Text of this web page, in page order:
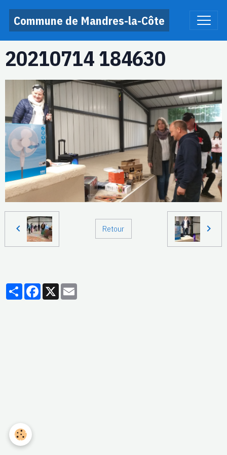
Commune de Mandres-la-Côte
20210714 184630
Retour
PartagerFacebook
X